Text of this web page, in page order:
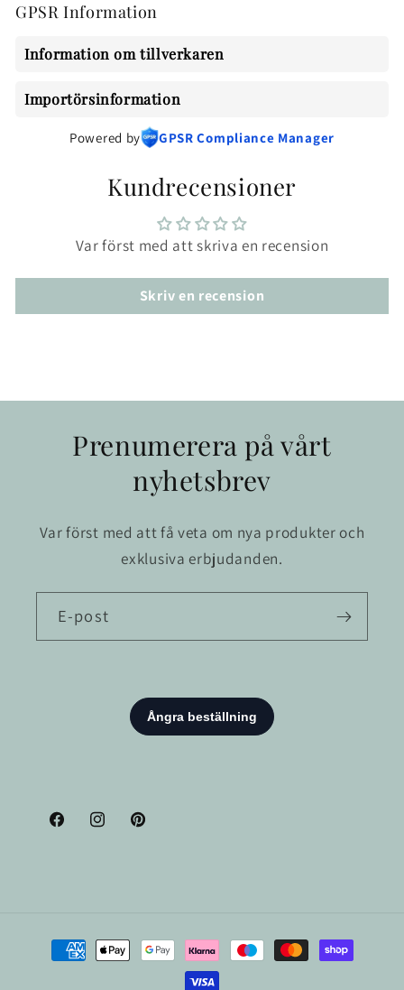
GPSR Information
Information om tillverkaren
Importörsinformation
Powered by GPSR Compliance Manager
Kundrecensioner
Var först med att skriva en recension
Skriv en recension
Prenumerera på vårt
nyhetsbrev
Var först med att få veta om nya produkter och
exklusiva erbjudanden.
E-post
FacebookInstagramPinterest
Betalningsmetoder